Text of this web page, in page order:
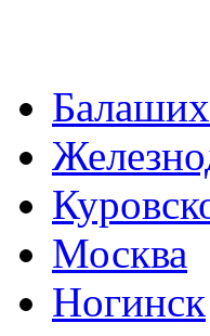
Москва
Ногинск